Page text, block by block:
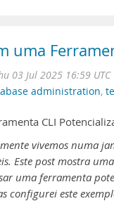
uma
03 Jul 2025 16:59 UTC
administration,
CLI
vivemos numa
Este post mostra
uma ferramenta
configurei este